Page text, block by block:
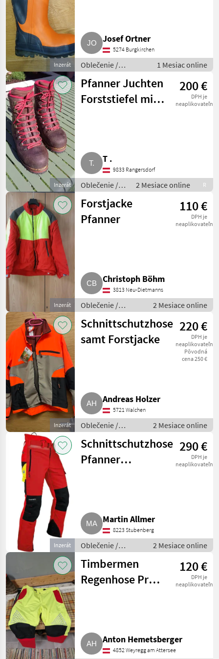
Inzerát
Josef Ortner
5274 Burgkirchen
Oblečenie /
Lesnícke oblečenie
1 Mesiac online
Inzerát
Pfanner Juchten
Forststiefel mit
200 €
DPH je
neaplikovateľné
T .
9833 Rangersdorf
Oblečenie /
Lesnícke
oblečenie
2 Mesiace online R
Inzerát
Forstjacke
Pfanner
110 €
DPH je
neaplikovateľné
Christoph Böhm
3813 Neu-Dietmanns
Oblečenie /
Lesnícke oblečenie
2 Mesiace online
Inzerát
Schnittschutzhose
samt Forstjacke
220 €
DPH je
neaplikovateľné
Pôvodná
cena 250 €
Andreas Holzer
5721 Walchen
Oblečenie /
Lesnícke oblečenie
2 Mesiace online
Inzerát
Schnittschutzhose
Pfanner
290 €
DPH je
neaplikovateľné
Martin Allmer
8223 Stubenberg
Oblečenie /
Lesnícke oblečenie
2 Mesiace online
Timbermen
Regenhose Pro
120 €
DPH je
neaplikovateľné
Anton Hemetsberger
4852 Weyregg am Attersee